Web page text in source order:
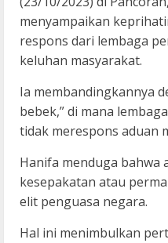
menyampaikan
respons dari lembaga
keluhan masyarakat.
Ia membandingkannya
bebek,” di mana
tidak merespons aduan
Hanifa menduga bahwa
kesepakatan atau
elit penguasa negara.
Hal ini menimbulkan